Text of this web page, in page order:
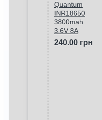
Quantum
INR18650
3800mah
3.6V 8A
240.00 грн